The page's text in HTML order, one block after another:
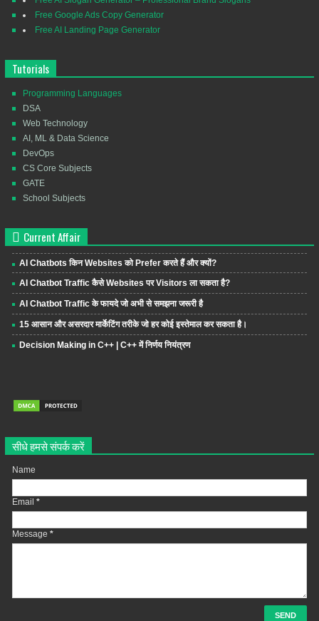
Free Google Ads Copy Generator
Free AI Landing Page Generator
Tutorials
Programming Languages
DSA
Web Technology
AI, ML & Data Science
DevOps
CS Core Subjects
GATE
School Subjects
Current Affair
AI Chatbots किन Websites को Prefer करते हैं और क्यों?
AI Chatbot Traffic कैसे Websites पर Visitors ला सकता है?
AI Chatbot Traffic के फायदे जो अभी से समझना जरूरी है
15 आसान और असरदार मार्केटिंग तरीके जो हर कोई इस्तेमाल कर सकता है।
Decision Making in C++ | C++ में निर्णय नियंत्रण
सीधे हमसे संपर्क करें
Name
Email *
Message *